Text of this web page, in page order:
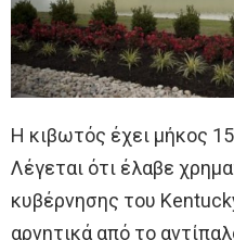
Η κιβωτός έχει μήκος
Λέγεται ότι έλαβε
κυβέρνησης του
αρνητικά από το